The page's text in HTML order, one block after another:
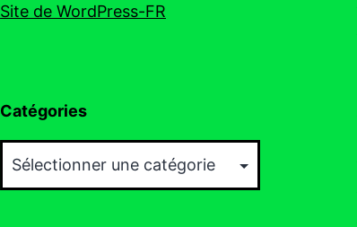
Site de WordPress-FR
Catégories